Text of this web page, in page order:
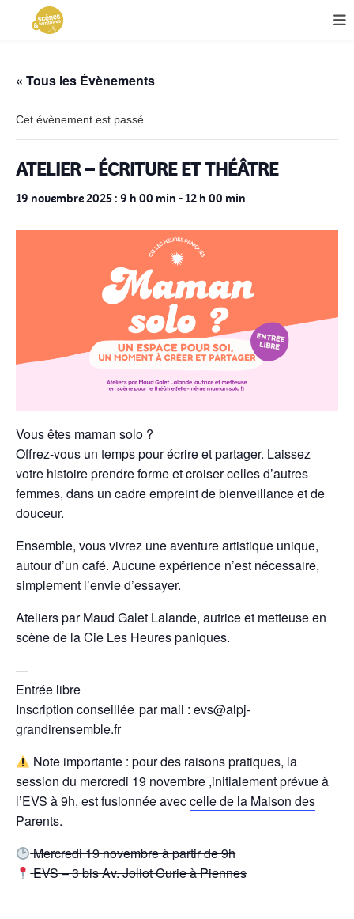
« Tous les Évènements
Cet évènement est passé
ATELIER – ÉCRITURE ET THÉÂTRE
19 novembre 2025 : 9 h 00 min-12 h 00 min
Vous êtes maman solo ?
Offrez-vous un temps pour écrire et partager. Laissez
votre histoire prendre forme et croiser celles d’autres
femmes, dans un cadre empreint de bienveillance et de
douceur.
Ensemble, vous vivrez une aventure artistique unique,
autour d’un café. Aucune expérience n’est nécessaire,
simplement l’envie d’essayer.
Ateliers par Maud Galet Lalande, autrice et metteuse en
scène de la Cie Les Heures paniques.
—
Entrée libre
Inscription conseillée par mail : evs@alpj-
grandirensemble.fr
Note importante : pour des raisons pratiques, la
session du mercredi 19 novembre ,initialement prévue à
l’EVS à 9h, est fusionnée aveccelle de la Maison des
Parents.
Mercredi 19 novembre à partir de 9h
EVS – 3 bis Av. Joliot Curie à Piennes